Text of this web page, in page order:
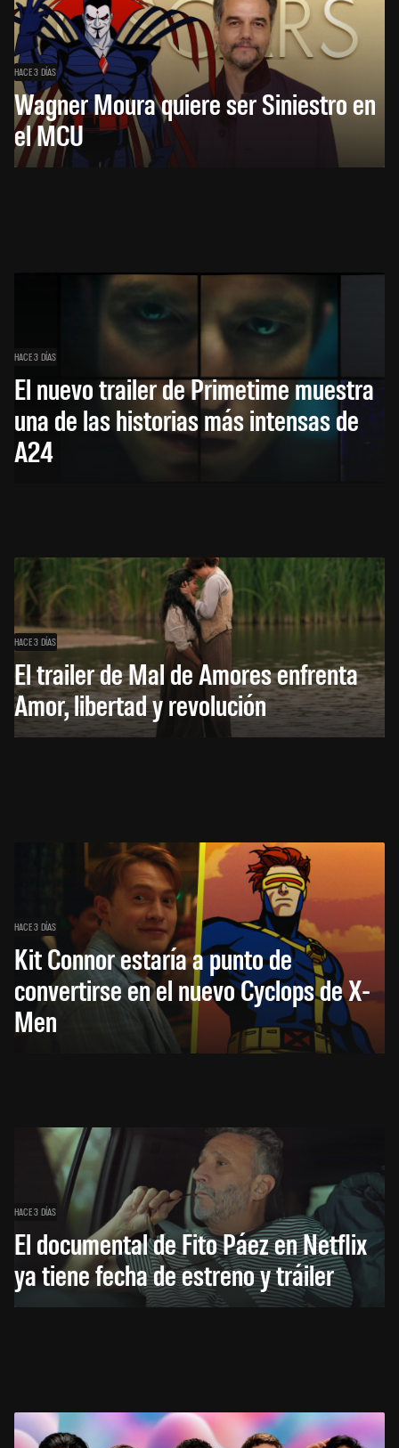
HACE 3 DÍAS
Wagner Moura quiere ser Siniestro en
el MCU
HACE 3 DÍAS
El nuevo trailer de Primetime muestra
una de las historias más intensas de
A24
HACE 3 DÍAS
El trailer de Mal de Amores enfrenta
Amor, libertad y revolución
HACE 3 DÍAS
Kit Connor estaría a punto de
convertirse en el nuevo Cyclops de X-
Men
HACE 3 DÍAS
El documental de Fito Páez en Netflix
ya tiene fecha de estreno y tráiler